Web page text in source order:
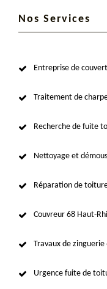
Nos Services
Entreprise de
Traitement de
Recherche de fuite
Nettoyage et
Réparation de
Couvreur 68 Haut-
Travaux de
Urgence fuite de